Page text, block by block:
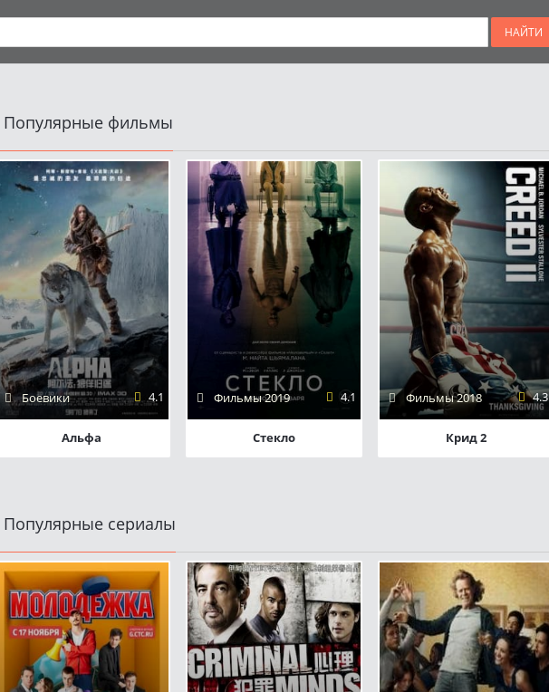
НАЙТИ
Популярные фильмы
Боевики 4.1
Альфа
Фильмы 2019 4.1
Стекло
Фильмы 2018 4.3
Крид 2
Популярные сериалы
Избранное
Функция "Избранное" позволяет добавить материал в данный блок при помощи
всего одного клика.
cookies